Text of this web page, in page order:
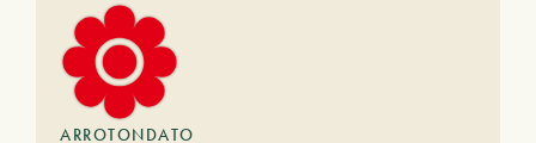
ARROTONDATO